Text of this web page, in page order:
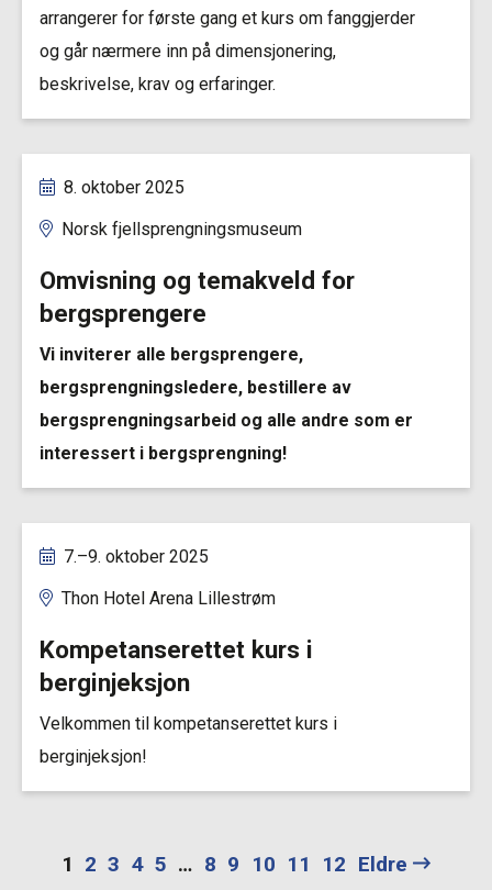
arrangerer for første gang et kurs om fanggjerder
og går nærmere inn på dimensjonering,
beskrivelse, krav og erfaringer.
8. oktober 2025
Norsk fjellsprengningsmuseum
Omvisning og temakveld for
bergsprengere
Vi inviterer alle bergsprengere,
bergsprengningsledere, bestillere av
bergsprengningsarbeid og alle andre som er
interessert i bergsprengning!
7.–9. oktober 2025
Thon Hotel Arena Lillestrøm
Kompetanserettet kurs i
berginjeksjon
Velkommen til kompetanserettet kurs i
berginjeksjon!
1 2 3 4 5 … 8 9 10 11 12 Eldre